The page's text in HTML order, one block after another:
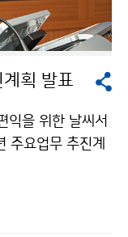
획 발표
익을 위한 날씨서
요업무 추진계
획을 발표했습니